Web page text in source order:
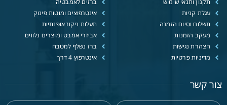
עגלת קניות
תשלום וסיום הזמנה
מעקב הזמנות
הצהרת נגישות
מדיניות פרטיות
אינטרפוצים ומוטות פינוק
תעלות ניקוז אופנתיות
אביזרי אמבט ומוצרים נלווים
ברז נשלף למטבח
אינטרפוץ 4 דרך
צור קשר